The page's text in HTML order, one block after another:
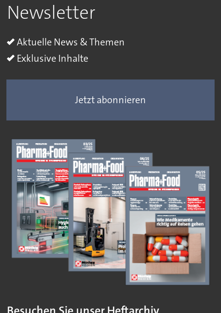
Newsletter
Aktuelle News & Themen
Exklusive Inhalte
Jetzt abonnieren